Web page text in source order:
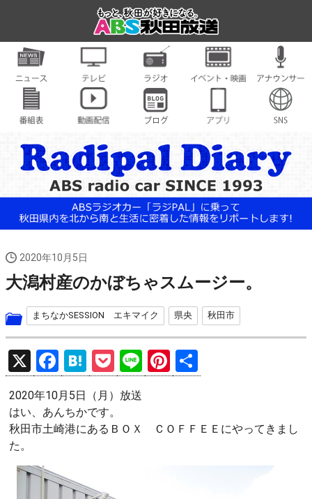
2020年10月5日
大潟村産のかぼちゃスムージー。
まちなかSESSION エキマイク 県央 秋田市
X
F
a
ce
b
o
H
at
e
n
P
o
ck
et
Li
n
Pi
nt
es
有
2020年10月5日（月）放送
はい、あんちかです。
秋田市土崎港にあるＢＯＸ ＣＯＦＦＥＥにやってきまし
た。